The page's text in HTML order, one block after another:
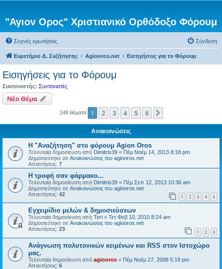
"Αγιον Ορος" Χριστιανικό Ορθόδοξο Φόρουμ
Συχνές ερωτήσεις Σύνδεση
Ευρετήριο Δ. Συζήτησης Agiooros.net Εισηγήσεις για το Φόρουμ
Εισηγήσεις για το Φόρουμ
Συντονιστής: Συντονιστές
Νέο Θέμα
148 θέματα 1 2 3 4 5 6
Ανακοινώσεις
Η "Αναζήτηση" στο φόρουμ Agion Oros
Τελευταία δημοσίευση από Dimitris39 « Πέμ Νοέμ 14, 2013 8:18 pm
Δημοσιεύτηκε σε Ανακοινώσεις του agiooros.net
Απαντήσεις: 7
H τροφή σαν φάρμακο...
Τελευταία δημοσίευση από Dimitris39 « Πέμ Σεπ 12, 2013 10:36 am
Δημοσιεύτηκε σε Ανακοινώσεις του agiooros.net
Απαντήσεις: 42 1 2 3 4 5
Εγχειρίδιο μελών & δημοσιεύσεων
Τελευταία δημοσίευση από Teri « Τετ Φεβ 10, 2010 8:24 am
Δημοσιεύτηκε σε Ανακοινώσεις του agiooros.net
Απαντήσεις: 23 1 2 3
Ανάγνωση πολυτονικών κειμένων και RSS στον Ιστοχώρο
μας.
Τελευταία δημοσίευση από agiooros « Πέμ Νοέμ 27, 2008 5:19 pm
Απαντήσεις: 6